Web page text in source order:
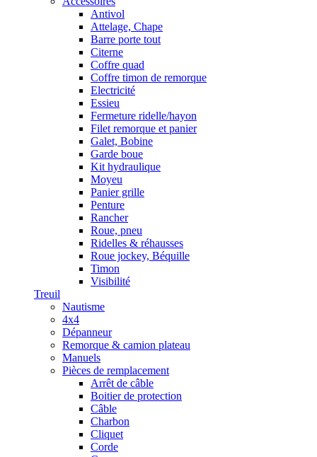
Antivol
Attelage, Chape
Barre porte tout
Citerne
Coffre quad
Coffre timon de remorque
Electricité
Essieu
Fermeture ridelle/hayon
Filet remorque et panier
Galet, Bobine
Garde boue
Kit hydraulique
Moyeu
Panier grille
Penture
Rancher
Roue, pneu
Ridelles & réhausses
Roue jockey, Béquille
Timon
Visibilité
Treuil
Nautisme
4x4
Dépanneur
Remorque & camion plateau
Manuels
Pièces de remplacement
Arrêt de câble
Boitier de protection
Câble
Charbon
Cliquet
Corde